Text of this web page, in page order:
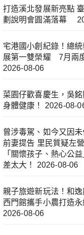
打造溪北發展新亮點
劃說明會圓滿落幕
宅港國小創紀錄！總
展第一雙榮耀 7月兩
2026-08-06
菜園仔歡喜慶生，吳
身體健康！
2026-08-
曾涉毒駕、如今又因
前妻提告 里民質疑左
「關懷孩子、熱心公
差太大！
2026-08-06
親子旅遊新玩法！和
西門館攜手小農打造
2026-08-06